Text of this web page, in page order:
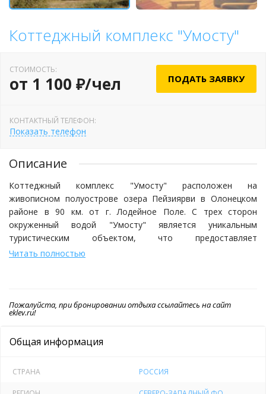
Коттеджный комплекс "Умосту"
СТОИМОСТЬ:
от 1 100 ₽/чел ПОДАТЬ ЗАЯВКУ
КОНТАКТНЫЙ ТЕЛЕФОН:
Показать телефон
Описание
Коттеджный комплекс "Умосту" расположен на
живописном полуострове озера Пейзиярви в Олонецком
районе в 90 км. от г. Лодейное Поле. С трех сторон
окруженный водой "Умосту" является уникальным
туристическим объектом, что предоставляет
дополнительные возможности отдыхающим.
современных коттеджей, административное здание, кафе,
В каждом коттедже просторный холл с камином и
Отдых
Читать полностью
Пожалуйста, при бронировании отдыха ссылайтесь на сайт
eklev.ru!
Общая информация
СТРАНА РОССИЯ